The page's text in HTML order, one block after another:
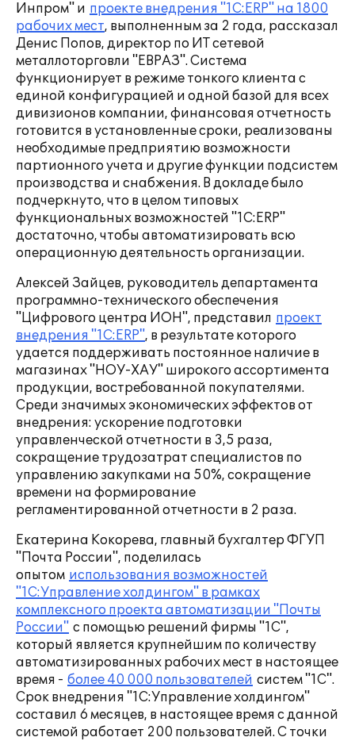
Инпром" и проекте внедрения "1С:ERP" на 1800
рабочих мест, выполненным за 2 года, рассказал
Денис Попов, директор по ИТ сетевой
металлоторговли "ЕВРАЗ". Система
функционирует в режиме тонкого клиента с
единой конфигурацией и одной базой для всех
дивизионов компании, финансовая отчетность
готовится в установленные сроки, реализованы
необходимые предприятию возможности
партионного учета и другие функции подсистем
производства и снабжения. В докладе было
подчеркнуто, что в целом типовых
функциональных возможностей "1С:ERP"
достаточно, чтобы автоматизировать всю
операционную деятельность организации.
Алексей Зайцев, руководитель департамента
программно-технического обеспечения
"Цифрового центра ИОН", представил проект
внедрения "1С:ERP", в результате которого
удается поддерживать постоянное наличие в
магазинах "НОУ-ХАУ" широкого ассортимента
продукции, востребованной покупателями.
Среди значимых экономических эффектов от
внедрения: ускорение подготовки
управленческой отчетности в 3,5 раза,
сокращение трудозатрат специалистов по
управлению закупками на 50%, сокращение
времени на формирование
регламентированной отчетности в 2 раза.
Екатерина Кокорева, главный бухгалтер ФГУП
"Почта России", поделилась
опытом использования возможностей
"1С:Управление холдингом" в рамках
комплексного проекта автоматизации "Почты
России" с помощью решений фирмы "1С",
который является крупнейшим по количеству
автоматизированных рабочих мест в настоящее
время - более 40 000 пользователей систем "1С".
Срок внедрения "1С:Управление холдингом"
составил 6 месяцев, в настоящее время с данной
системой работает 200 пользователей. С точки